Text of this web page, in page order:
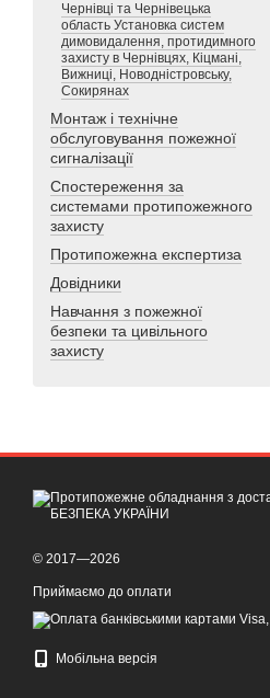
Чернівці та Чернівецька
область Установка систем
димовидалення, протидимного
захисту в Чернівцях, Кіцмані,
Вижниці, Новодністровську,
Сокирянах
Монтаж і технічне
обслуговування пожежної
сигналізації
Спостереження за
системами протипожежного
захисту
Протипожежна експертиза
Довідники
Навчання з пожежної
безпеки та цивільного
захисту
© 2017—2026
Приймаємо до оплати
Мобільна версія